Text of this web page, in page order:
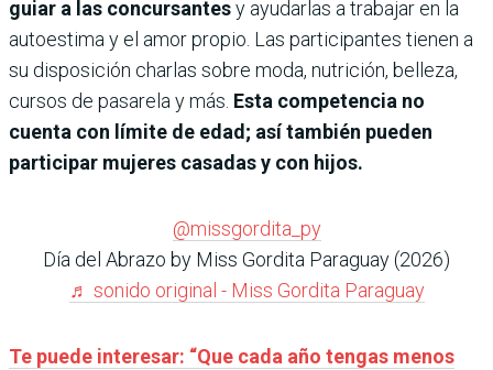
guiar a las concursantesy ayudarlas a trabajar en la
autoestima y el amor propio. Las participantes tienen a
su disposición charlas sobre moda, nutrición, belleza,
cursos de pasarela y más. Esta competencia no
cuenta con límite de edad; así también pueden
participar mujeres casadas y con hijos.
@missgordita_py
Día del Abrazo by Miss Gordita Paraguay (2026)
♬ sonido original - Miss Gordita Paraguay
Te puede interesar: “Que cada año tengas menos